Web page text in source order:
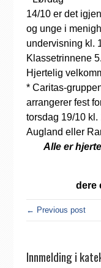
14/10 er det igjen
og unge i
undervisning kl.
Klassetrinnene
Hjertelig
* Caritas-
arrangerer fest
torsdag 19/10
Augland eller
Alle er
dere
← Previous post
Innmelding i